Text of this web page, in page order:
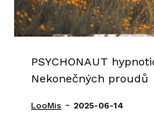
PSYCHONAUT
Nekonečných proudů
LooMis - 2025-06-14